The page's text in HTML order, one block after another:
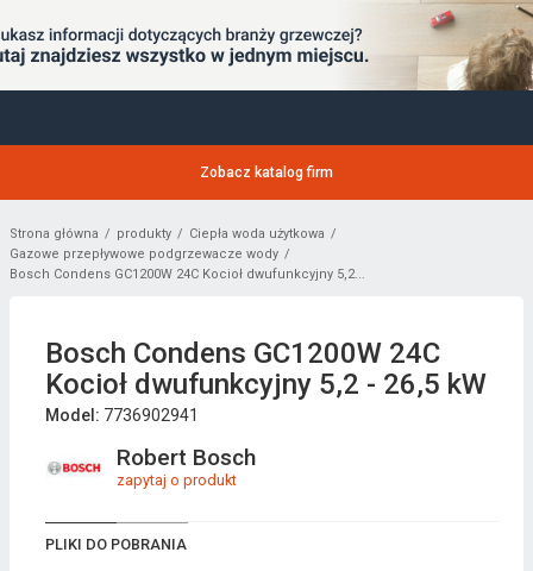
Zobacz katalog firm
Strona główna produkty
Ciepła woda użytkowa
Gazowe przepływowe podgrzewacze wody
Bosch Condens GC1200W 24C Kocioł dwufunkcyjny 5,2...
Bosch Condens GC1200W 24C
Kocioł dwufunkcyjny 5,2 - 26,5 kW
Model: 7736902941
Robert Bosch
zapytaj o produkt
PLIKI DO POBRANIA